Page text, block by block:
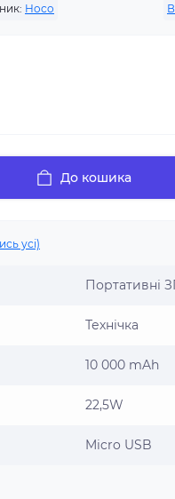
Hoco
До кошика
усі)
Портативні
Технічка
10 000 mAh
22,5W
Micro USB